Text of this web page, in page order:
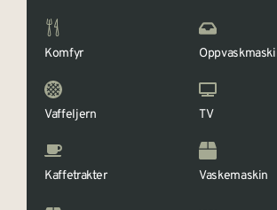
Komfyr
Vaffeljern TV
Kaffetrakter Vaskemaskin